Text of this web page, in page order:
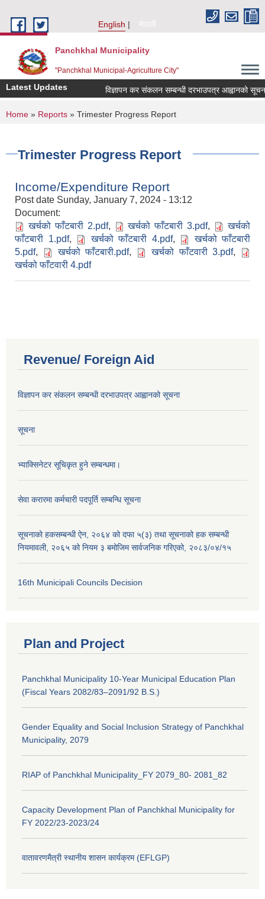
English
नेपाली
Panchkhal Municipality
"Panchkhal Municipal-Agriculture City"
Latest Updates विज्ञापन कर संकलन सम्बन्धी दरभाउपत्र आह्वानको सूचना
You are here
Home » Reports » Trimester Progress Report
Trimester Progress Report
Income/Expenditure Report
Post date Sunday, January 7, 2024 - 13:12
Document:
खर्चको फाँटबारी 2.pdf, खर्चको फाँटबारी 3.pdf,
खर्चको
फाँटबारी 1.pdf, खर्चको फाँटबारी 4.pdf,
खर्चको फाँटबारी
5.pdf, खर्चको फाँटबारी.pdf, खर्चको फाँटवारी 3.pdf,
खर्चको फाँटवारी 4.pdf
Revenue/ Foreign Aid
विज्ञापन कर संकलन सम्बन्धी दरभाउपत्र आह्वानको सूचना
सूचना
भ्याक्सिनेटर सूचिकृत हुने सम्बन्धमा।
सेवा करारमा कर्मचारी पदपूर्ति सम्बन्धि सूचना
सूचनाको हकसम्बन्धी ऐन, २०६४ को दफा ५(३) तथा सूचनाको हक सम्बन्धी
नियमावली, २०६५ को नियम ३ बमोजिम सार्वजनिक गरिएको, २०८३/०४/१५
16th Municipali Councils Decision
Plan and Project
Panchkhal Municipality 10-Year Municipal Education Plan
(Fiscal Years 2082/83–2091/92 B.S.)
Gender Equality and Social Inclusion Strategy of Panchkhal
Municipality, 2079
RIAP of Panchkhal Municipality_FY 2079_80- 2081_82
Capacity Development Plan of Panchkhal Municipality for
FY 2022/23-2023/24
वातावरणमैत्री स्थानीय शासन कार्यक्रम (EFLGP)